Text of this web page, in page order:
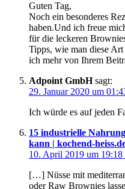
Guten Tag,
Noch ein besonderes
haben.Und ich freue
für die leckeren
Tipps, wie man diese
ich mehr von Ihrem
Adpoint GmbH sagt:
29. Januar 2020 um
Ich würde es auf jeden
15 industrielle
kann | kochend-
10. April 2019 um
[…] Nüsse mit
oder Raw Brownies